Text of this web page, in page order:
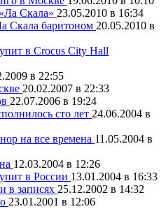
Скала» 23.05.2010 в 16:34
Скала баритоном 20.05.2010 в
в Crocus City Hall
в 22:55
20.02.2007 в 22:33
22.07.2006 в 19:24
сто лет 24.06.2004 в
на все времена 11.05.2004 в
12.03.2004 в 12:26
в России 13.01.2004 в 16:33
в записях 25.12.2002 в 14:32
23.01.2001 в 12:06